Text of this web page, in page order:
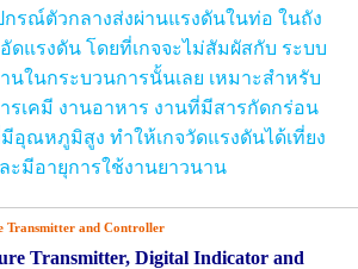
รณ์ตัวกลางส่งผ่านแรงดันในท่อ ในถัง
ดแรงดัน โดยที่เกจจะไม่สัมผัสกับ ระบบ
นในกระบวนการนั้นเลย เหมาะสำหรับ
รเคมี งานอาหาร งานที่มีสารกัดกร่อน
อุณหภูมิสูง ทำให้เกจวัดแรงดันได้เที่ยง
ะมีอายุการใช้งานยาวนาน
Transmitter and Controller
Transmitter, Digital Indicator and